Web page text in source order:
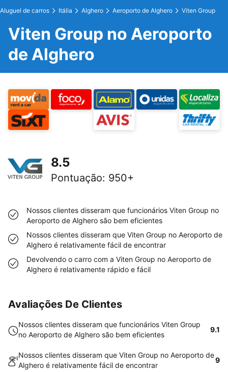
Aluguel de carros Itália Alghero Aeroporto de Alghero Viten Group
Viten Group no Aeroporto
de Alghero
8.5
Pontuação: 950+
Nossos clientes disseram que funcionários Viten Group no
Aeroporto de Alghero são bem eficientes
Nossos clientes disseram que Viten Group no Aeroporto de
Alghero é relativamente fácil de encontrar
Devolvendo o carro com a Viten Group no Aeroporto de
Alghero é relativamente rápido e fácil
Avaliações De Clientes
Nossos clientes disseram que funcionários Viten Group
no Aeroporto de Alghero são bem eficientes
9.1
Nossos clientes disseram que Viten Group no Aeroporto de
Alghero é relativamente fácil de encontrar
9